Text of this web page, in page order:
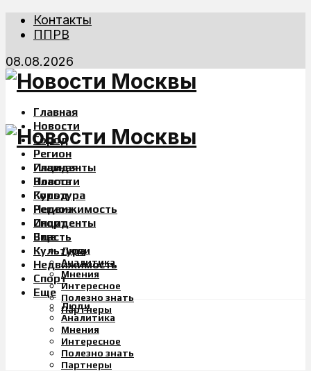
Контакты
ППРВ
08.08.2026
Главная
Новости
Город
Регион
Инциденты
Власть
Культура
Недвижимость
Спорт
Еще
Люди
Аналитика
Мнения
Интересное
Полезно знать
Партнеры
Главная
Новости
Город
Регион
Инциденты
Власть
Культура
Недвижимость
Спорт
Еще
Люди
Аналитика
Мнения
Интересное
Полезно знать
Партнеры